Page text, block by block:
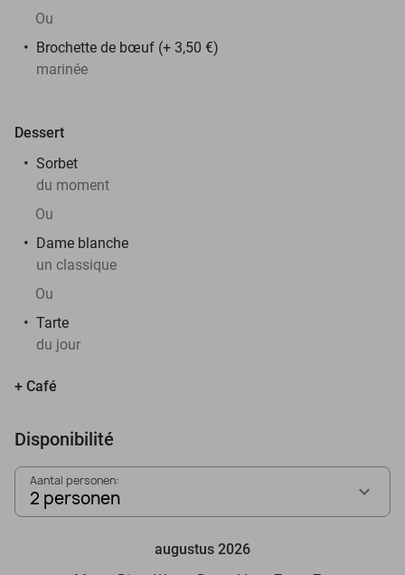
Ou
Brochette de bœuf (+ 3,50 €)
marinée
Dessert
Sorbet
du moment
Ou
Dame blanche
un classique
Ou
Tarte
du jour
+ Café
Disponibilité
Aantal personen:
2 personen
augustus 2026